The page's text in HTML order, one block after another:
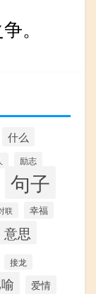
。
什么
励志
句子
联 幸福
意思
接龙
爱情